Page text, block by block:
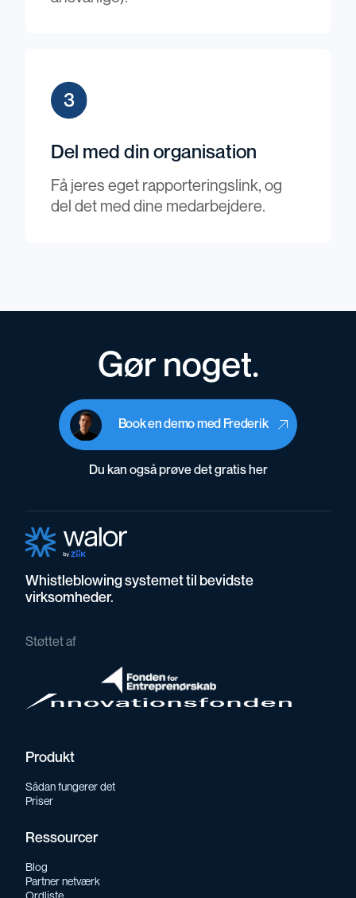
Del med din organisation
Få jeres eget rapporteringslink, og
del det med dine medarbejdere.
Gør noget.
Book en demo med Frederik
Du kan også prøve det gratis her
Whistleblowing systemet til bevidste
virksomheder.
Støttet af
Produkt
Sådan fungerer det
Priser
Ressourcer
Blog
Partner netværk